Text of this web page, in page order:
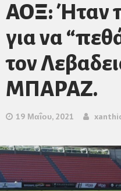
ΑΟΞ: Ήταν
για να
τον
ΜΠΑΡΑΖ.
19 Μαΐου, 2021